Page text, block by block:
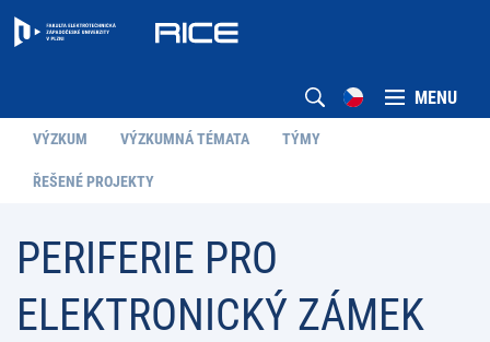
MENU
VÝZKUM VÝZKUMNÁ TÉMATA TÝMY
ŘEŠENÉ PROJEKTY
PERIFERIE PRO
ELEKTRONICKÝ ZÁMEK